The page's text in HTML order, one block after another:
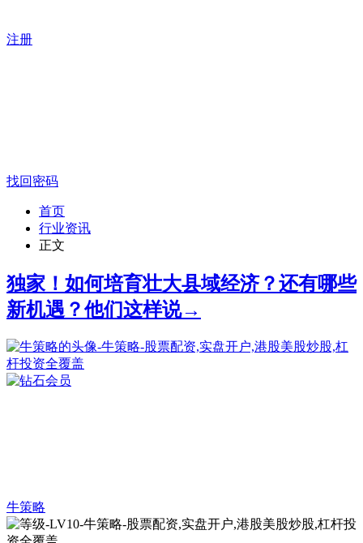
注册
找回密码
首页
行业资讯
正文
独家！如何培育壮大县域经济？还有哪些
新机遇？他们这样说→
牛策略